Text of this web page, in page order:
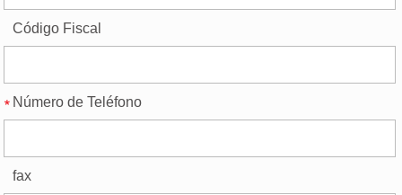
Código Fiscal
Número de Teléfono
fax